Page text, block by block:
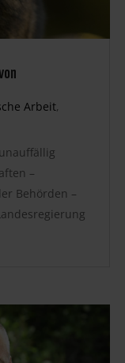
Arbeit,
–
Behörden –